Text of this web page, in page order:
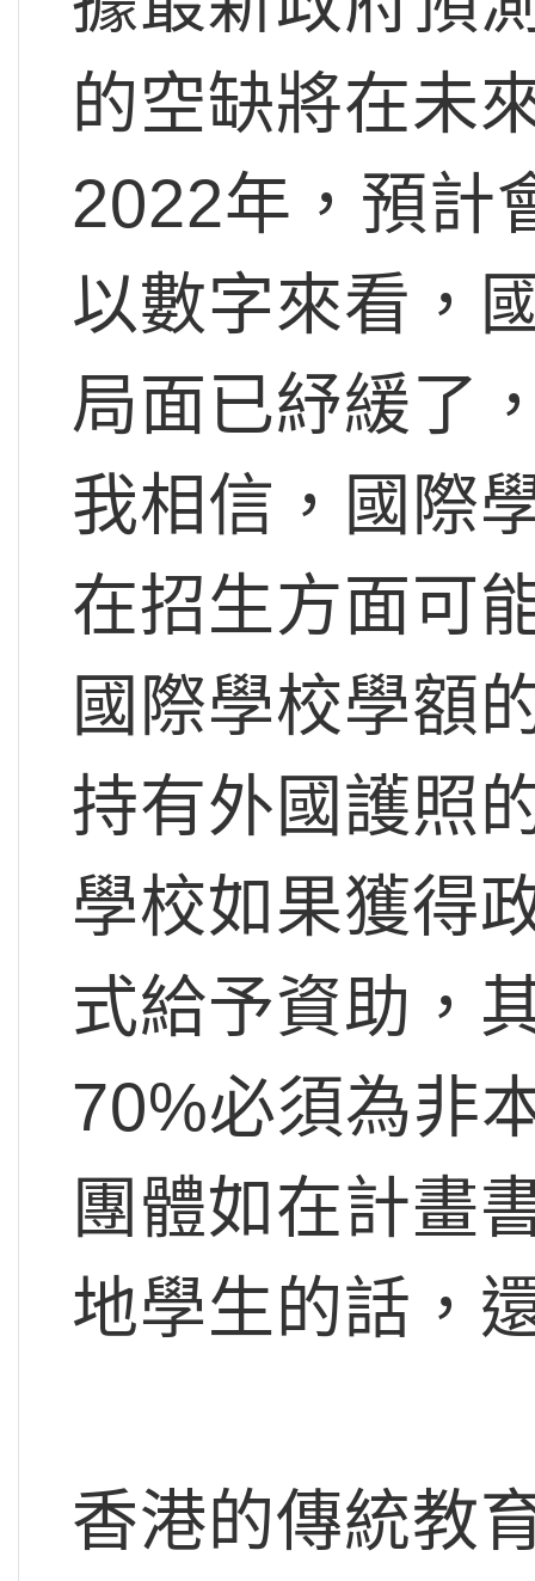
的空缺將在未
2022年，預計
以數字來看，
局面已紓緩了
我相信，國際
在招生方面可
國際學校學額
持有外國護照
學校如果獲得
式給予資助，
70%必須為非
團體如在計畫
地學生的話，
香港的傳統教